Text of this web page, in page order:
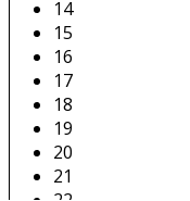
14
15
16
17
18
19
20
21